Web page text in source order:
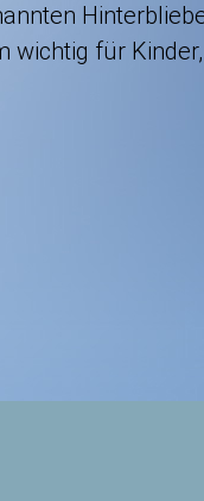
wichtig für